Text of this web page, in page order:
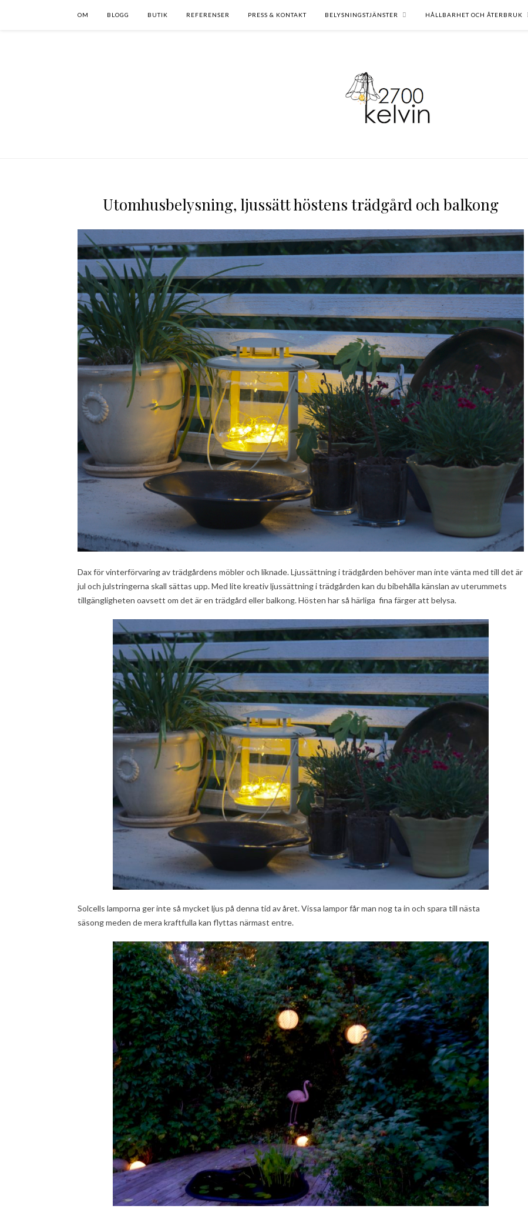
OM BLOGG BUTIK REFERENSER PRESS & KONTAKT BELYSNINGSTJÄNSTER HÅLLBARHET OCH ÅTERBRUK
Utomhusbelysning, ljussätt höstens trädgård och balkong
Dax för vinterförvaring av trädgårdens möbler och liknade. Ljussättning i trädgården behöver man inte vänta med till det är
jul och julstringerna skall sättas upp. Med lite kreativ ljussättning i trädgården kan du bibehålla känslan av uterummets
tillgängligheten oavsett om det är en trädgård eller balkong. Hösten har så härliga fina färger att belysa.
Solcells lamporna ger inte så mycket ljus på denna tid av året. Vissa lampor får man nog ta in och spara till nästa
säsong meden de mera kraftfulla kan flyttas närmast entre.